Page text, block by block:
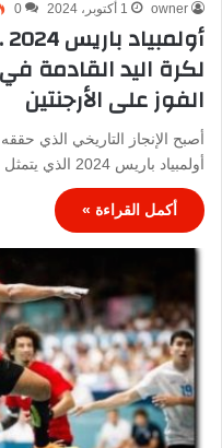
owner 1 أكتوبر، 2024 0
لكرة اليد القادمة
الفوز على الأرجنتين
أصبح الإنجاز التاريخي الذي
أولمبياد باريس 2024 الذي يتمثل في وصوله إلى الدور…
أكمل القراءة »